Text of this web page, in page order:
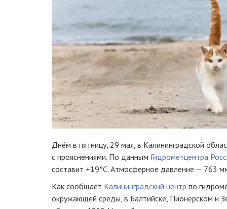
Днём в пятницу, 29 мая, в Калининградской
с прояснениями. По данным Гидрометцентра
составит +19°C. Атмосферное давление — 763
Как сообщает Калининградский центр по
окружающей среды, в Балтийске, Пионерском и